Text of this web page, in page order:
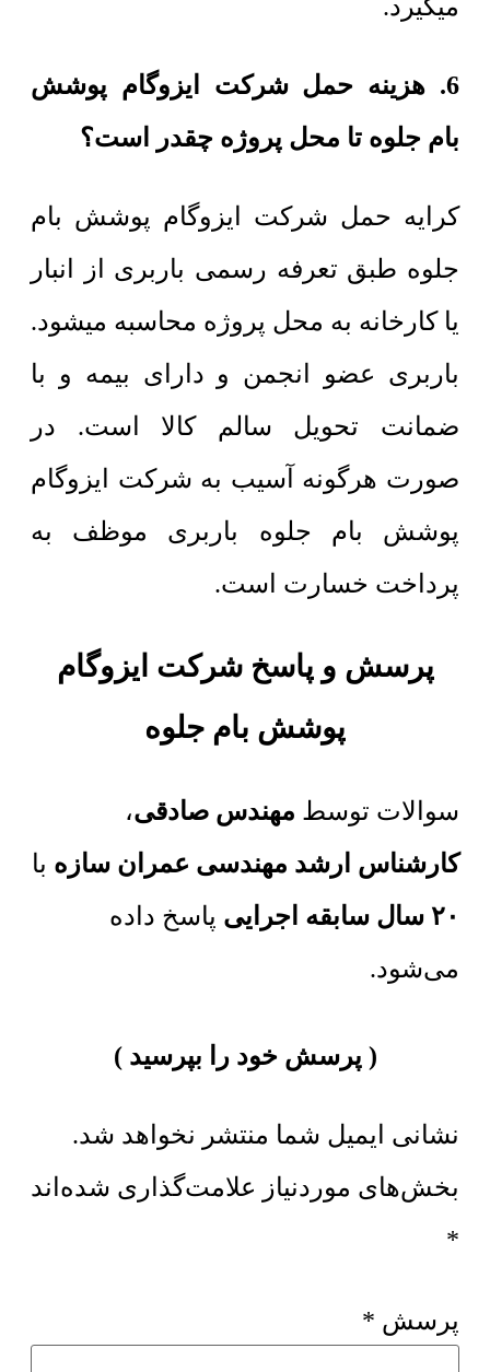
میگیرد.
6. هزینه حمل شرکت ایزوگام پوشش
بام جلوه تا محل پروژه چقدر است؟
کرایه حمل شرکت ایزوگام پوشش بام
جلوه طبق تعرفه رسمی باربری از انبار
یا کارخانه به محل پروژه محاسبه میشود.
باربری عضو انجمن و دارای بیمه و با
ضمانت تحویل سالم کالا است. در
صورت هرگونه آسیب به شرکت ایزوگام
پوشش بام جلوه باربری موظف به
پرداخت خسارت است.
پرسش و پاسخ شرکت ایزوگام
پوشش بام جلوه
سوالات توسط مهندس صادقی،
کارشناس ارشد مهندسی عمران سازه با
۲۰ سال سابقه اجرایی
پاسخ داده
می‌شود.
پرسش خود را بپرسید
نشانی ایمیل شما منتشر نخواهد شد.
بخش‌های موردنیاز علامت‌گذاری شده‌اند
*
پرسش *